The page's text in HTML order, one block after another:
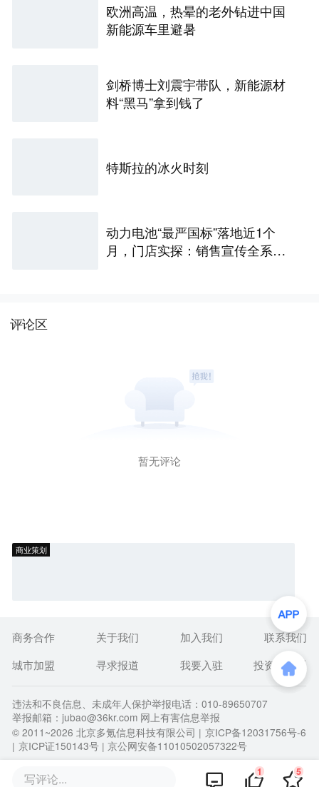
欧洲高温，热晕的老外钻进中国
新能源车里避暑
剑桥博士刘震宇带队，新能源材
料“黑马”拿到钱了
特斯拉的冰火时刻
动力电池“最严国标”落地近1个
月，门店实探：销售宣传全系达
评论区
暂无评论
商业策划
写评论... 1 5
商务合作 关于我们 加入我们
联系我们
城市加盟
寻求报道 我要入驻 投资者关系
违法和不良信息、未成年人保护举报电话：010-89650707
举报邮箱：jubao@36kr.com 网上有害信息举报
© 2011~2026 北京多氪信息科技有限公司 | 京ICP备12031756号-6
| 京ICP证150143号 | 京公网安备11010502057322号